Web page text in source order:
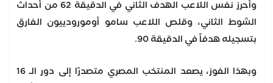
وأحرز نفس اللاعب الهدف الثاني في الدقيقة 62 من أحداث
الشوط الثاني، وقلص اللاعب سامو أومورودييون الفارق
بتسجيله هدفاً في الدقيقة 90.
وبهذا الفوز، يصعد المنتخب المصري متصدرًا إلى دور الـ 16